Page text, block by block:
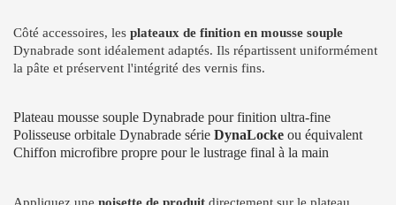
Côté accessoires, les plateaux de finition en mousse souple
Dynabrade sont idéalement adaptés. Ils répartissent uniformément
la pâte et préservent l'intégrité des vernis fins.
Plateau mousse souple Dynabrade pour finition ultra-fine
Polisseuse orbitale Dynabrade série DynaLocke ou équivalent
Chiffon microfibre propre pour le lustrage final à la main